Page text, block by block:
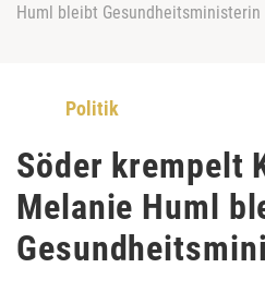
Huml bleibt Gesundheitsministerin
Politik
Söder krempelt
Melanie Huml